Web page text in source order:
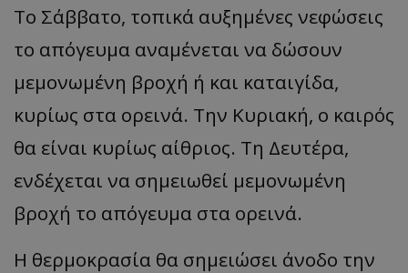
Το Σάββατο, τοπικά αυξημένες νεφώσεις
το απόγευμα αναμένεται να δώσουν
μεμονωμένη βροχή ή και καταιγίδα,
κυρίως στα ορεινά. Την Κυριακή, ο καιρός
θα είναι κυρίως αίθριος. Τη Δευτέρα,
ενδέχεται να σημειωθεί μεμονωμένη
βροχή το απόγευμα στα ορεινά.
Η θερμοκρασία θα σημειώσει άνοδο την